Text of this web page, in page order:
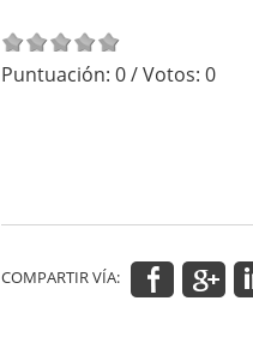
Puntuación: 0/ Votos: 0
COMPARTIR VÍA: